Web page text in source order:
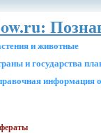
и животные
и государства
информация